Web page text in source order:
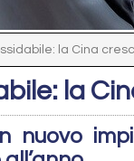
la Cina
la
nuovo